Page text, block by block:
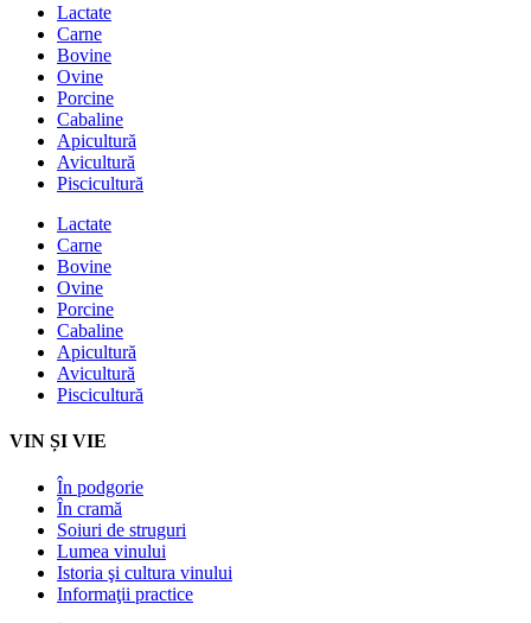
Lactate
Carne
Bovine
Ovine
Porcine
Cabaline
Apicultură
Avicultură
Piscicultură
Lactate
Carne
Bovine
Ovine
Porcine
Cabaline
Apicultură
Avicultură
Piscicultură
VIN ȘI VIE
În podgorie
În cramă
Soiuri de struguri
Lumea vinului
Istoria şi cultura vinului
Informaţii practice